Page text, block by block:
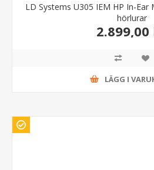
LD Systems U305 IEM HP In-
hörlurar
LÄGG I